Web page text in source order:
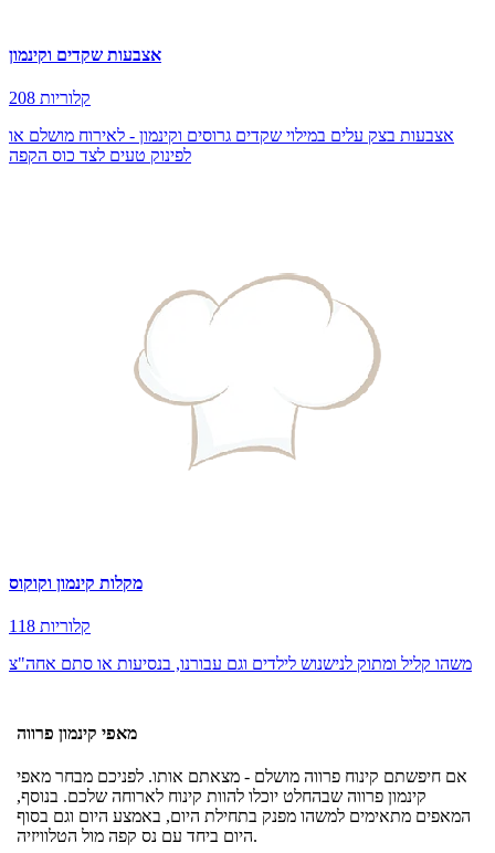
אצבעות שקדים וקינמון
208 קלוריות
אצבעות בצק עלים במילוי שקדים גרוסים וקינמון - לאירוח מושלם או
לפינוק טעים לצד כוס הקפה
מקלות קינמון וקוקוס
118 קלוריות
משהו קליל ומתוק לנישנוש לילדים וגם עבורנו, בנסיעות או סתם אחה"צ
מאפי קינמון פרווה
אם חיפשתם קינוח פרווה מושלם - מצאתם אותו. לפניכם מבחר מאפי
קינמון פרווה שבהחלט יוכלו להוות קינוח לארוחה שלכם. בנוסף,
המאפים מתאימים למשהו מפנק בתחילת היום, באמצע היום וגם בסוף
היום ביחד עם נס קפה מול הטלוויזיה.